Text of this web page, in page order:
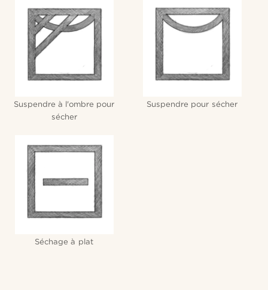
Suspendre à l'ombre pour
sécher
Suspendre pour sécher
Séchage à plat